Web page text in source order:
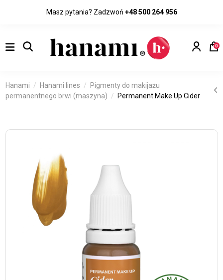
Masz pytania? Zadzwoń +48 500 264 956
0
Hanami Hanami lines
Pigmenty do makijażu
permanentnego brwi (maszyna)
Permanent Make Up Cider